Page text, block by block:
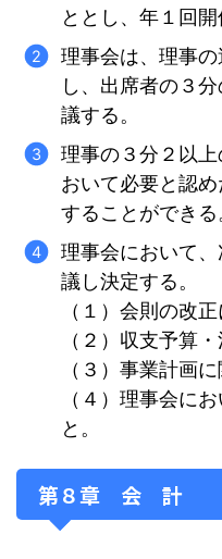
ととし、年１回開
理事会は、理事
し、出席者の３
議する。
理事の３分２以
おいて必要と認
することができる
理事会において
議し決定する。
（１）会則の改
（２）収支予算
（３）事業計画に
（４）理事会に
と。
第８章 会 計